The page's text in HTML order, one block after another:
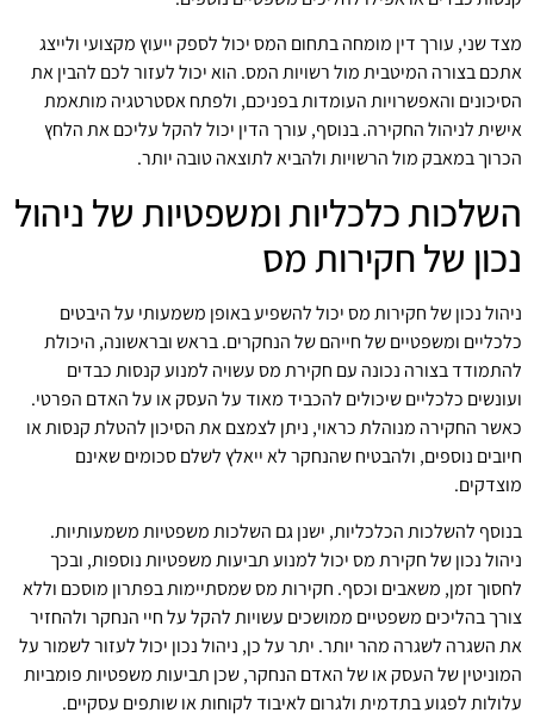
מצד שני, עורך דין מומחה בתחום המס יכול לספק ייעוץ מקצועי ולייצג
אתכם בצורה המיטבית מול רשויות המס. הוא יכול לעזור לכם להבין את
הסיכונים והאפשרויות העומדות בפניכם, ולפתח אסטרטגיה מותאמת
אישית לניהול החקירה. בנוסף, עורך הדין יכול להקל עליכם את הלחץ
הכרוך במאבק מול הרשויות ולהביא לתוצאה טובה יותר.
השלכות כלכליות ומשפטיות של ניהול
נכון של חקירות מס
ניהול נכון של חקירות מס יכול להשפיע באופן משמעותי על היבטים
כלכליים ומשפטיים של חייהם של הנחקרים. בראש ובראשונה, היכולת
להתמודד בצורה נכונה עם חקירת מס עשויה למנוע קנסות כבדים
ועונשים כלכליים שיכולים להכביד מאוד על העסק או על האדם הפרטי.
כאשר החקירה מנוהלת כראוי, ניתן לצמצם את הסיכון להטלת קנסות או
חיובים נוספים, ולהבטיח שהנחקר לא ייאלץ לשלם סכומים שאינם
מוצדקים.
בנוסף להשלכות הכלכליות, ישנן גם השלכות משפטיות משמעותיות.
ניהול נכון של חקירת מס יכול למנוע תביעות משפטיות נוספות, ובכך
לחסוך זמן, משאבים וכסף. חקירות מס שמסתיימות בפתרון מוסכם וללא
צורך בהליכים משפטיים ממושכים עשויות להקל על חיי הנחקר ולהחזיר
את השגרה לשגרה מהר יותר. יתר על כן, ניהול נכון יכול לעזור לשמור על
המוניטין של העסק או של האדם הנחקר, שכן תביעות משפטיות פומביות
עלולות לפגוע בתדמית ולגרום לאיבוד לקוחות או שותפים עסקיים.